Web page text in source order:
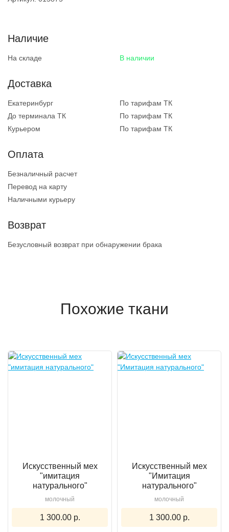
Наличие
На складе В наличии
Доставка
Екатеринбург
По тарифам ТК
До терминала ТК
По тарифам ТК
Курьером
По тарифам ТК
Оплата
Безналичный расчет
Перевод на карту
Наличными курьеру
Возврат
Безусловный возврат при обнаружении брака
Похожие ткани
Искусственный мех
"имитация
натурального"
молочный
1 300.00 р.
Искусственный мех
"Имитация
натурального"
молочный
1 300.00 р.